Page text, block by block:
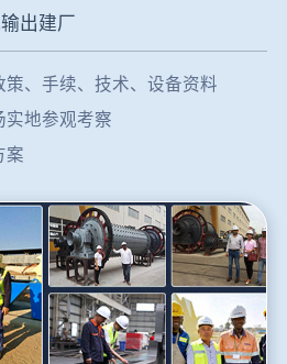
出建厂
、手续、技术、设备资料
实地参观考察
案